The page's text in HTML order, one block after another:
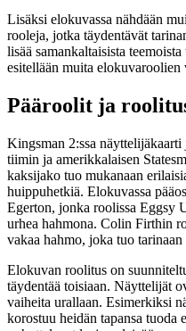
Lisäksi elokuvassa nähdään
rooleja, jotka täydentävät
lisää samankaltaisista teemoista
esitellään muita elokuvaroolien
Pääroolit ja
Kingsman 2:ssa
tiimin ja amerikkalaisen
kaksijako tuo mukanaan
huippuhetkiä. Elokuvassa
Egerton, jonka roolissa Eggsy
urhea hahmona. Colin Firthin
vakaa hahmo, joka tuo
Elokuvan roolitus on
täydentää toisiaan. Näyttelijät
vaiheita urallaan. Esimerkiksi
korostuu heidän tapansa